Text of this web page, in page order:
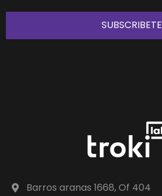
SUBSCRIBETE
Barros aranas 1668, Of 404